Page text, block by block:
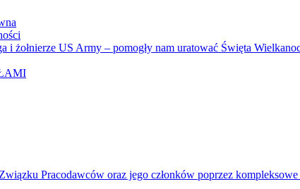
i żołnierze US Army – pomogły nam uratować Święta
Pracodawców oraz jego członków poprzez